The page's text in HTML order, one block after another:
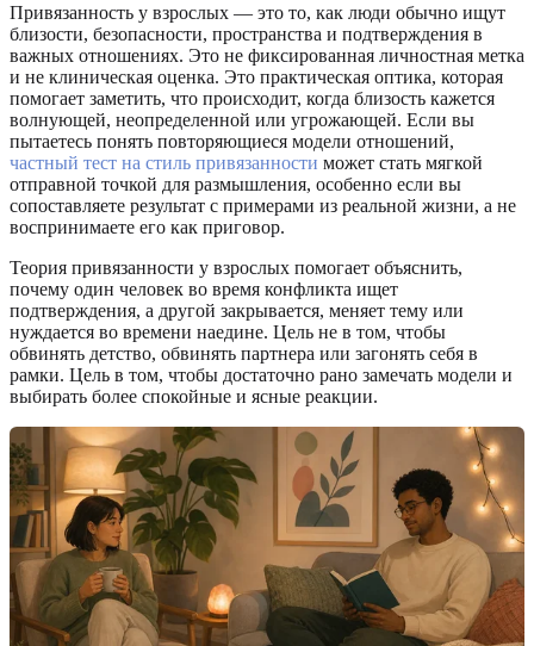
Привязанность у взрослых — это то, как люди обычно ищут
близости, безопасности, пространства и подтверждения в
важных отношениях. Это не фиксированная личностная метка
и не клиническая оценка. Это практическая оптика, которая
помогает заметить, что происходит, когда близость кажется
волнующей, неопределенной или угрожающей. Если вы
пытаетесь понять повторяющиеся модели отношений,
частный тест на стиль привязанности может стать мягкой
отправной точкой для размышления, особенно если вы
сопоставляете результат с примерами из реальной жизни, а не
воспринимаете его как приговор.
Теория привязанности у взрослых помогает объяснить,
почему один человек во время конфликта ищет
подтверждения, а другой закрывается, меняет тему или
нуждается во времени наедине. Цель не в том, чтобы
обвинять детство, обвинять партнера или загонять себя в
рамки. Цель в том, чтобы достаточно рано замечать модели и
выбирать более спокойные и ясные реакции.